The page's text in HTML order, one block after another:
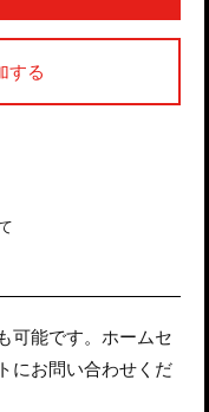
する
可能です。ホームセ
にお問い合わせくだ